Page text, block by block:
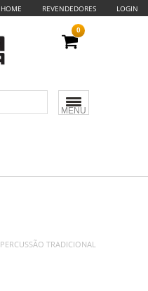
HOME REVENDEDORES LOGIN
MENU
0
PERCUSSÃO TRADICIONAL